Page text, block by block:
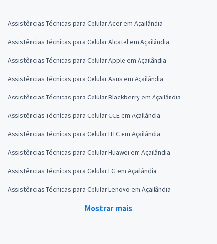
Assistências Técnicas para Celular Acer em Açailândia
Assistências Técnicas para Celular Alcatel em Açailândia
Assistências Técnicas para Celular Apple em Açailândia
Assistências Técnicas para Celular Asus em Açailândia
Assistências Técnicas para Celular Blackberry em Açailândia
Assistências Técnicas para Celular CCE em Açailândia
Assistências Técnicas para Celular HTC em Açailândia
Assistências Técnicas para Celular Huawei em Açailândia
Assistências Técnicas para Celular LG em Açailândia
Assistências Técnicas para Celular Lenovo em Açailândia
Mostrar mais